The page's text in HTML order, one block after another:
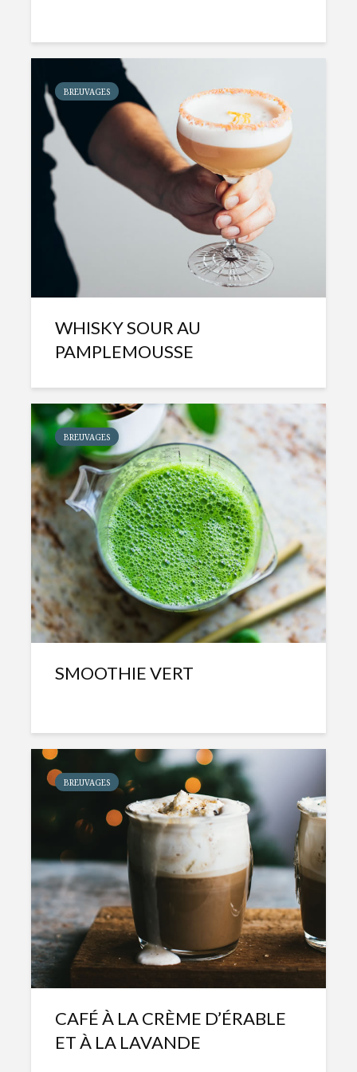
BREUVAGES
WHISKY SOUR AU
PAMPLEMOUSSE
BREUVAGES
SMOOTHIE VERT
BREUVAGES
CAFÉ À LA CRÈME D’ÉRABLE
ET À LA LAVANDE